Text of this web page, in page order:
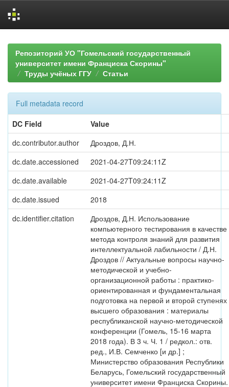
navigationРепозиторий УО "Гомельский государственный
университет имени Франциска Скорины"
Труды учёных ГГУ
Статьи
Full metadata record
DC Field
Value
dc.contributor.author
Дроздов, Д.Н.
dc.date.accessioned
2021-04-27T09:24:11Z
dc.date.available
2021-04-27T09:24:11Z
dc.date.issued
2018
dc.identifier.citation
Дроздов, Д.Н. Использование
компьютерного тестирования в качестве
метода контроля знаний для развития
интеллектуальной лабильности / Д.Н.
Дроздов // Актуальные вопросы научно-
методической и учебно-
организационной работы : практико-
ориентированная и фундаментальная
подготовка на первой и второй ступенях
высшего образования : материалы
республиканской научно-методической
конференции (Гомель, 15-16 марта
2018 года). В 3 ч. Ч. 1 / редкол.: отв.
ред., И.В. Семченко [и др.] ;
Министерство образования Республики
Беларусь, Гомельский государственный
университет имени Франциска Скорины.